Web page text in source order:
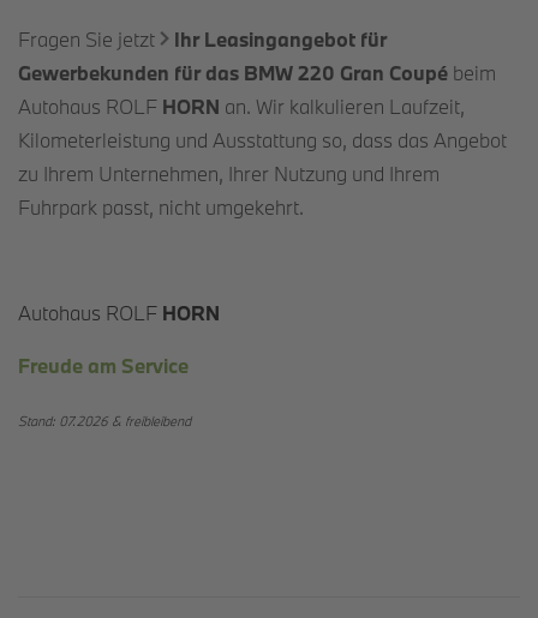
Fragen Sie jetzt Ihr Leasingangebot für
Gewerbekunden für das BMW 220 Gran Coupé beim
Autohaus ROLF HORN an. Wir kalkulieren Laufzeit,
Kilometerleistung und Ausstattung so, dass das Angebot
zu Ihrem Unternehmen, Ihrer Nutzung und Ihrem
Fuhrpark passt, nicht umgekehrt.
Autohaus ROLF HORN
Freude am Service
Stand: 07.2026 & freibleibend